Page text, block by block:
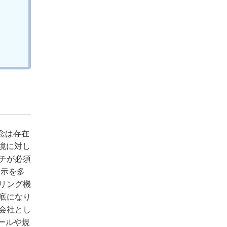
は存在
に対し
が必須
を多
ング機
になり
社とし
ルや規